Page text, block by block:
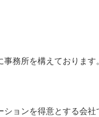
事務所を構えております
ョンを得意とする会社